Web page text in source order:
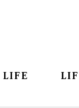
LIFE